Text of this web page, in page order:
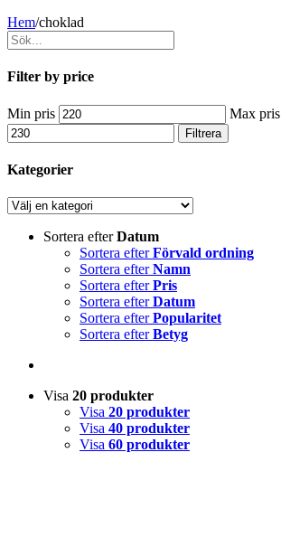
Hem/choklad
Filter by price
Min pris Max pris
Filtrera
Kategorier
Sortera efterDatum
Sortera efterFörvald ordning
Sortera efterNamn
Sortera efterPris
Sortera efterDatum
Sortera efterPopularitet
Sortera efterBetyg
Visa 20 produkter
Visa 20 produkter
Visa 40 produkter
Visa 60 produkter